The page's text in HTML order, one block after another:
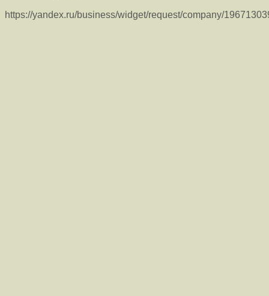
https://yandex.ru/business/widget/request/company/